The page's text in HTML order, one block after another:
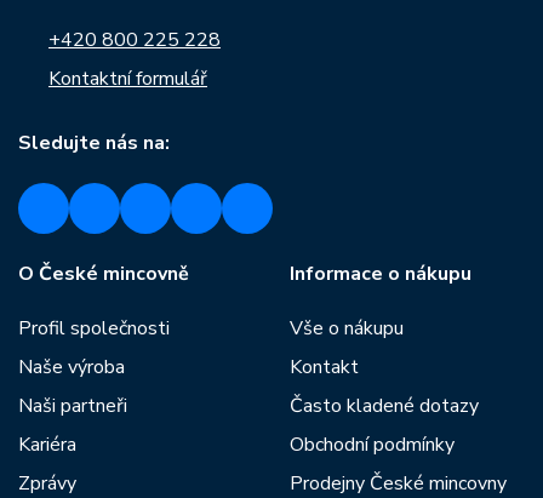
+420 800 225 228
Kontaktní formulář
Sledujte nás na:
O České mincovně
Profil společnosti
Naše výroba
Naši partneři
Kariéra
Zprávy
Informace o nákupu
Vše o nákupu
Kontakt
Často kladené dotazy
Obchodní podmínky
Prodejny České mincovny